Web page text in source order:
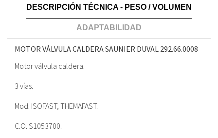
DESCRIPCIÓN TÉCNICA - PESO / VOLUMEN
ADAPTABILIDAD
MOTOR VÁLVULA CALDERA SAUNIER DUVAL 292.66.0008
Motor válvula caldera.
3 vías.
Mod. ISOFAST, THEMAFAST.
C.O. S1053700.